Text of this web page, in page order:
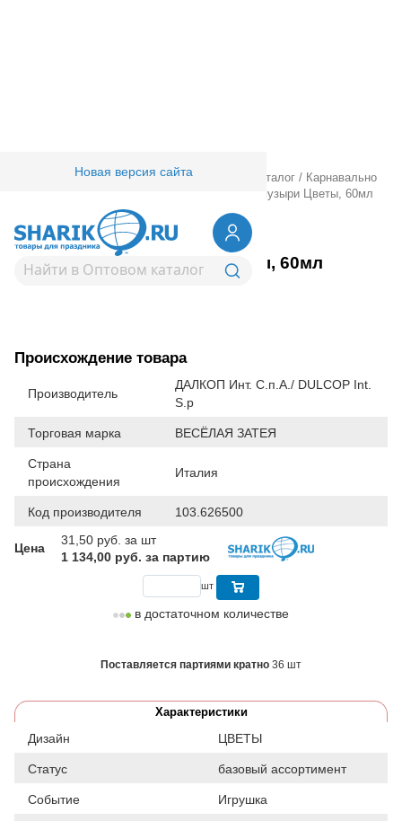
Новая версия сайта
Товары для праздника/ Оптовый каталог / Карнавально
Мыл пузыри Цветы, 60мл
1504-0081Мыл пузыри Цветы, 60мл
Происхождение товара
Производитель
ДАЛКОП Инт. C.п.A./ DULCOP Int.
S.p
Торговая марка ВЕСЁЛАЯ ЗАТЕЯ
Страна
происхождения
Италия
Код производителя 103.626500
Цена
31,50 руб. за шт
1 134,00 руб. за партию
шт
в достаточном количестве
Поставляется партиями кратно 36 шт
Характеристики
Дизайн ЦВЕТЫ
Статус базовый ассортимент
Событие Игрушка